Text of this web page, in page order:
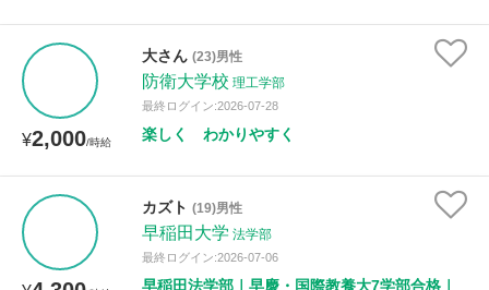
¥2,000/時給
大さん (23)男性
防衛大学校 理工学部
最終ログイン:2026-07-28
楽しく わかりやすく
カズト (19)男性
早稲田大学 法学部
最終ログイン:2026-07-06
早稲田法学部｜早慶・国際教養大7学部合格｜